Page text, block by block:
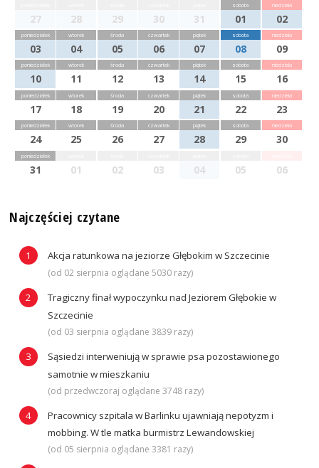
27 28 29 30 31
sobota
01
niedziela
02
poniedziałek
03
wtorek
04
środa
05
czwartek
06
piątek
07
sobota
08
niedziela
09
poniedziałek
10
wtorek
11
środa
12
czwartek
13
piątek
14
sobota
15
niedziela
16
poniedziałek
17
wtorek
18
środa
19
czwartek
20
piątek
21
sobota
22
niedziela
23
poniedziałek
24
wtorek
25
środa
26
czwartek
27
piątek
28
sobota
29
niedziela
30
poniedziałek
31 01 02 03 04 05 06
Najczęściej czytane
Akcja ratunkowa na jeziorze Głębokim w Szczecinie
(od 02 sierpnia oglądane 5030 razy)
Tragiczny finał wypoczynku nad Jeziorem Głębokie w
Szczecinie
(od 03 sierpnia oglądane 3839 razy)
Sąsiedzi interweniują w sprawie psa pozostawionego
samotnie w mieszkaniu
(od przedwczoraj oglądane 3748 razy)
Pracownicy szpitala w Barlinku ujawniają nepotyzm i
mobbing. W tle matka burmistrz Lewandowskiej
(od 05 sierpnia oglądane 3381 razy)